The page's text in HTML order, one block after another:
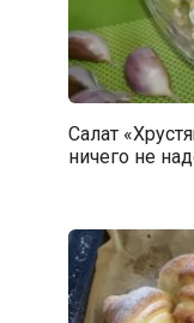
Салат
ничего не